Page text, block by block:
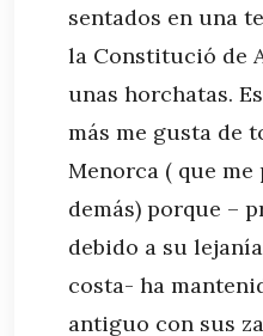
sentados en una
la Constitució de
unas horchatas.
más me gusta de
Menorca ( que
demás) porque –
debido a su
costa- ha
antiguo con sus